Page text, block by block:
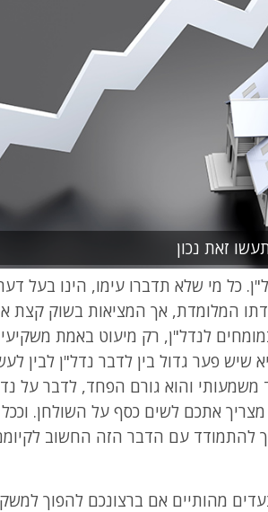
זאת נכון
כל מי שלא תדברו עימו, הינו בעל
המלומדת, אך המציאות בשוק קצת
לנדל"ן, רק מיעוט באמת
שיש פער גדול בין לדבר נדל"ן לבין
משמעותי והוא גורם הפחד, לדבר על
אתכם לשים כסף על השולחן.
להתמודד עם הדבר הזה החשוב
מהותיים אם ברצונכם להפוך